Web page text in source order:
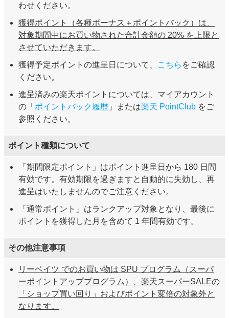
わせください。
獲得ポイント（各種ボーナス＋ポイントバック）は、
対象期間中にお買い物された合計金額の 20% を上限と
させていただきます。
獲得予定ポイントの進呈日について、
こちら をご確認
ください。
進呈済みの楽天ポイントについては、マイアカウント
の「 ポイントバック履歴 」または楽天 PointClub をご
参照ください。
ポイント種類について
「期間限定ポイント」はポイント進呈日から 180 日間
有効です。有効期限を過ぎますと自動的に失効し、再
進呈はいたしませんのでご注意ください。
「通常ポイント」はランクアップ対象となり、最後に
ポイントを獲得した月を含めて 1 年間有効です。
その他注意事項
リーベイツ でのお買い物は SPU プログラム（スーパ
ーポイントアッププログラム）、楽天スーパーSALEの
「ショップ買い回り」およびポイント変倍の対象外と
なります。